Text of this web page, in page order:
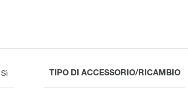
Sì TIPO DI ACCESSORIO/RICAMBIO